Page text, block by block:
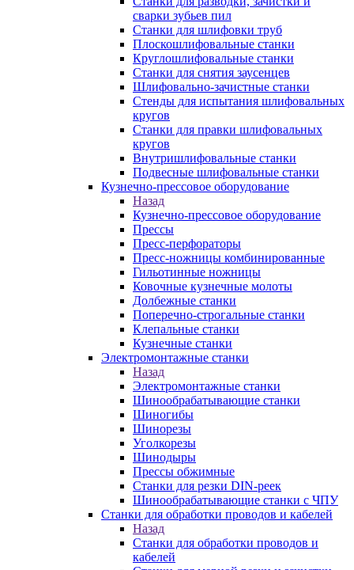
сварки зубьев пил
Станки для шлифовки труб
Плоскошлифовальные станки
Круглошлифовальные станки
Станки для снятия заусенцев
Шлифовально-зачистные станки
Стенды для испытания шлифовальных
кругов
Станки для правки шлифовальных
кругов
Внутришлифовальные станки
Подвесные шлифовальные станки
Кузнечно-прессовое оборудование
Назад
Кузнечно-прессовое оборудование
Прессы
Пресс-перфораторы
Пресс-ножницы комбинированные
Гильотинные ножницы
Ковочные кузнечные молоты
Долбежные станки
Поперечно-строгальные станки
Клепальные станки
Кузнечные станки
Электромонтажные станки
Назад
Электромонтажные станки
Шинообрабатывающие станки
Шиногибы
Шинорезы
Уголкорезы
Шинодыры
Прессы обжимные
Станки для резки DIN-реек
Шинообрабатывающие станки с ЧПУ
Станки для обработки проводов и кабелей
Назад
Станки для обработки проводов и
кабелей